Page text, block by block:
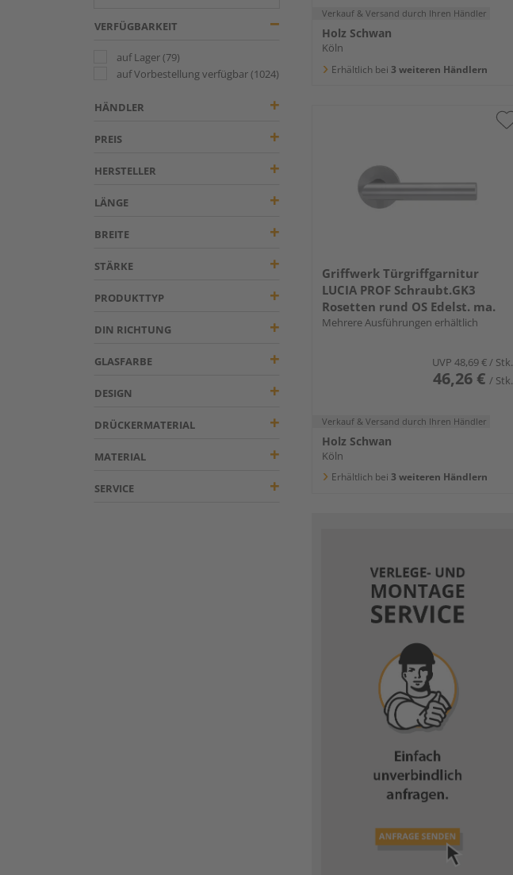
VERFÜGBARKEIT
auf Lager(79)
auf Vorbestellung verfügbar(1024)
HÄNDLER
PREIS
HERSTELLER
LÄNGE
BREITE
STÄRKE
PRODUKTTYP
DIN RICHTUNG
GLASFARBE
DESIGN
DRÜCKERMATERIAL
MATERIAL
SERVICE
Verkauf & Versand durch Ihren Händler
Holz Schwan
Köln
Erhältlich bei 3 weiteren Händlern
Griffwerk Türgriffgarnitur
LUCIA PROF Schraubt.GK3
Rosetten rund OS Edelst. ma.
Mehrere Ausführungen erhältlich
UVP 48,69 €/ Stk.
46,26 € / Stk.
Verkauf & Versand durch Ihren Händler
Holz Schwan
Köln
Erhältlich bei 3 weiteren Händlern